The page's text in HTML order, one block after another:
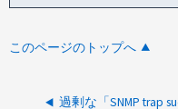
このページのトップへ